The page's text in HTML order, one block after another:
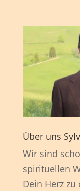
Über uns
Wir sind
spirituellen
Dein Herz